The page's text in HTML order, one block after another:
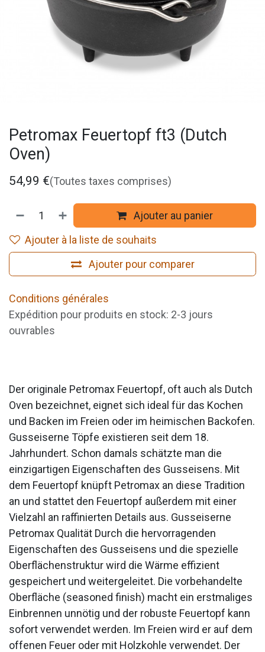
Petromax Feuertopf ft3 (Dutch
Oven)
54,99 €(Toutes taxes comprises)
Ajouter au panier
Ajouter pour comparer
Ajouter à la liste de souhaits
Conditions générales
Expédition pour produits en stock: 2-3 jours
ouvrables
Der originale Petromax Feuertopf, oft auch als Dutch
Oven bezeichnet, eignet sich ideal für das Kochen
und Backen im Freien oder im heimischen Backofen.
Gusseiserne Töpfe existieren seit dem 18.
Jahrhundert. Schon damals schätzte man die
einzigartigen Eigenschaften des Gusseisens. Mit
dem Feuertopf knüpft Petromax an diese Tradition
an und stattet den Feuertopf außerdem mit einer
Vielzahl an raffinierten Details aus. Gusseiserne
Petromax Qualität Durch die hervorragenden
Eigenschaften des Gusseisens und die spezielle
Oberflächenstruktur wird die Wärme effizient
gespeichert und weitergeleitet. Die vorbehandelte
Oberfläche (seasoned finish) macht ein erstmaliges
Einbrennen unnötig und der robuste Feuertopf kann
sofort verwendet werden. Im Freien wird er auf dem
offenen Feuer oder mit Holzkohle verwendet. Der